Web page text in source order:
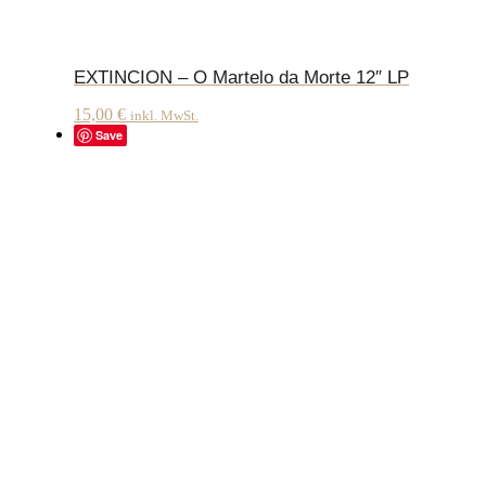
EXTINCION – O Martelo da Morte 12″ LP
15,00 € inkl. MwSt.
Save